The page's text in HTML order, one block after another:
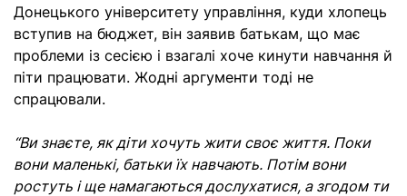
Донецького університету управління, куди хлопець
вступив на бюджет, він заявив батькам, що має
проблеми із сесією і взагалі хоче кинути навчання й
піти працювати. Жодні аргументи тоді не
спрацювали.
“Ви знаєте, як діти хочуть жити своє життя. Поки
вони маленькі, батьки їх навчають. Потім вони
ростуть і ще намагаються дослухатися, а згодом ти